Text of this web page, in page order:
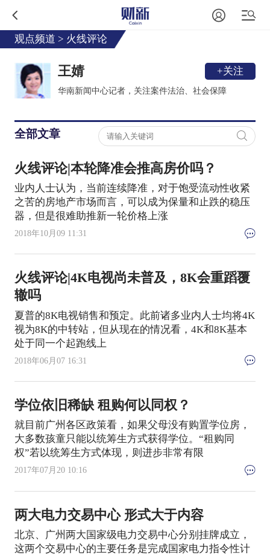
观点频道 > 火线评论
王婧 +关注
华南新闻中心记者，关注案件法治、社会保障
全部文章
火线评论|本轮降准会推高房价吗？
业内人士认为，当前连续降准，对于饱受流动性收紧
之苦的房地产市场而言，可以成为保量和止跌的稳压
器，但是很难助推新一轮价格上涨
2018年10月09 11:31
火线评论|4K电视尚未普及，8K会重蹈覆
辙吗
夏普的8K电视销售和预定。此前诸多业内人士均将4K
视为8K的中转站，但从现在的情况看，4K和8K基本
处于同一个起跑线上
2018年06月07 16:31
学位依旧稀缺 租购何以同权？
就目前广州各区政策看，如果父母没有购置学位房，
大多数孩童只能以统筹生方式获得学位。“租购同
权”若以统筹生方式体现，则进步非常有限
2017年07月20 10:16
两大电力交易中心 形式大于内容
北京、广州两大国家级电力交易中心分别挂牌成立，
这两个交易中心的主要任务是完成国家电力指令性计